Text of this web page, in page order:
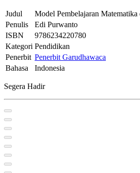
Judul
Model Pembelajaran
Penulis
Edi Purwanto
ISBN
9786234220780
Kategori Pendidikan
Penerbit Penerbit Garudhawaca
Bahasa
Indonesia
Segera Hadir